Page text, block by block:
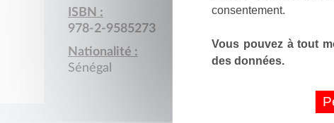
ISBN :
978-2-9585273
Nationalité :
Sénégal
consentement.
Vous pouvez à tout
des données.